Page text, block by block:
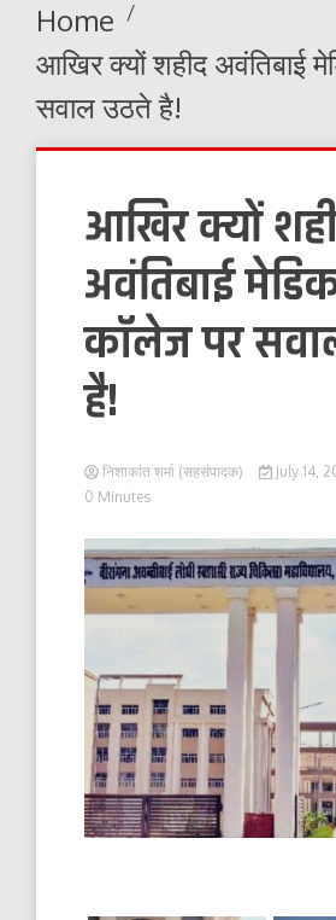
Home
आखिर क्यों शहीद अवंतिबाई
सवाल उठते है!
आखिर क्यों
अवंतिबाई
कॉलेज पर
है!
निशाकांत शर्मा (सहसंपादक) July 14,
0 Minutes